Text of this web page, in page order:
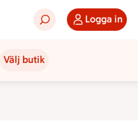
Logga in
Välj butik